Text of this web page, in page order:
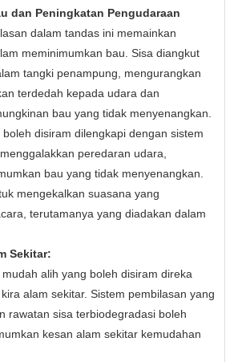
dan Peningkatan Pengudaraan
dalam tandas ini memainkan
meminimumkan bau. Sisa diangkut
tangki penampung, mengurangkan
terdedah kepada udara dan
bau yang tidak menyenangkan.
disiram dilengkapi dengan sistem
peredaran udara,
bau yang tidak menyenangkan.
mengekalkan suasana yang
terutamanya yang diadakan dalam
Sekitar:
alih yang boleh disiram direka
alam sekitar. Sistem pembilasan yang
rawatan sisa terbiodegradasi boleh
kesan alam sekitar kemudahan